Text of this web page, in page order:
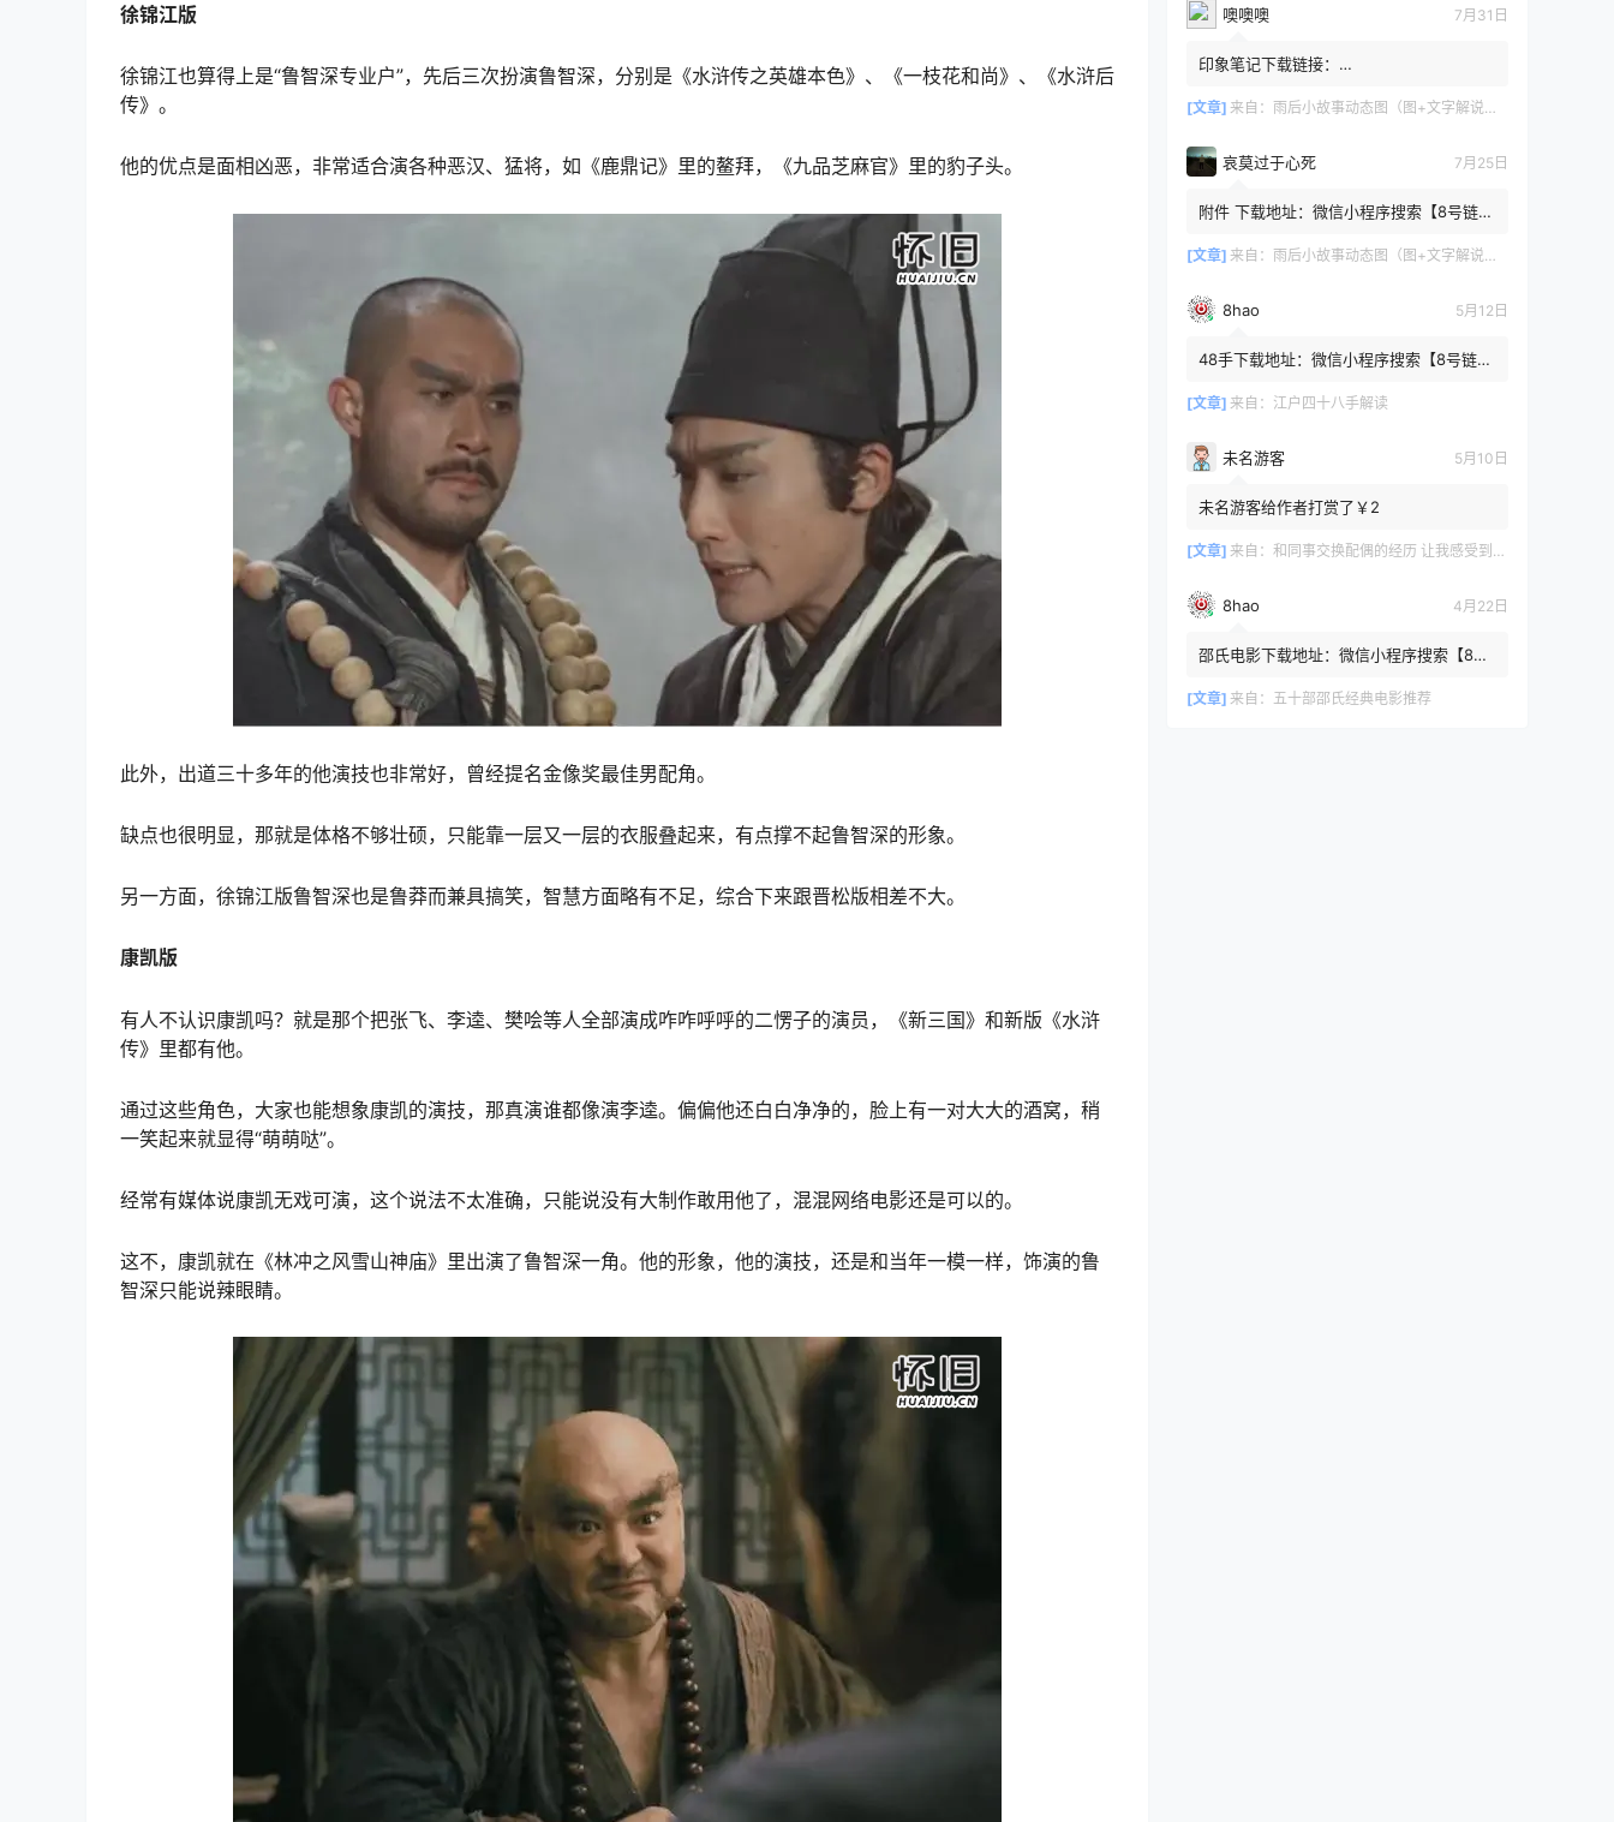
徐锦江版
徐锦江也算得上是“鲁智深专业户”，先后三次扮演鲁智深，分别是《水浒传之英雄本色》、《一枝花和尚》、《水浒后
传》。
他的优点是面相凶恶，非常适合演各种恶汉、猛将，如《鹿鼎记》里的鳌拜，《九品芝麻官》里的豹子头。
此外，出道三十多年的他演技也非常好，曾经提名金像奖最佳男配角。
缺点也很明显，那就是体格不够壮硕，只能靠一层又一层的衣服叠起来，有点撑不起鲁智深的形象。
另一方面，徐锦江版鲁智深也是鲁莽而兼具搞笑，智慧方面略有不足，综合下来跟晋松版相差不大。
康凯版
有人不认识康凯吗？就是那个把张飞、李逵、樊哙等人全部演成咋咋呼呼的二愣子的演员，《新三国》和新版《水浒
传》里都有他。
通过这些角色，大家也能想象康凯的演技，那真演谁都像演李逵。偏偏他还白白净净的，脸上有一对大大的酒窝，稍
一笑起来就显得“萌萌哒”。
经常有媒体说康凯无戏可演，这个说法不太准确，只能说没有大制作敢用他了，混混网络电影还是可以的。
这不，康凯就在《林冲之风雪山神庙》里出演了鲁智深一角。他的形象，他的演技，还是和当年一模一样，饰演的鲁
智深只能说辣眼睛。
噢噢噢 7月31日
印象笔记下载链接：
[文章] 来自： 雨后小故事动态图（图+文字解说版）
哀莫过于心死 7月25日
附件 下载地址：微信小程序搜索【8号链
或保存下方二维码微信里...
[文章] 来自： 雨后小故事动态图（图+文字解说版）
8hao 5月12日
48手下载地址：微信小程序搜索【8号链
或保存下方二维码微信里识别
[文章] 来自： 江户四十八手解读
未名游客 5月10日
未名游客给作者打赏了￥2
[文章] 来自： 和同事交换配偶的经历 让我感受到了从未有过的快乐
8hao 4月22日
邵氏电影下载地址：微信小程序搜索【8号
令或保存下方二维码微...
[文章] 来自： 五十部邵氏经典电影推荐